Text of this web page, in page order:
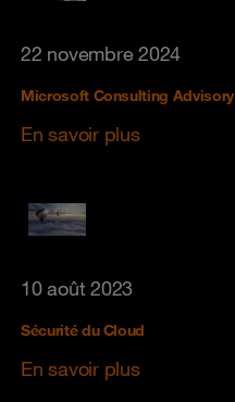
22 novembre 2024
Microsoft Consulting Advisory
En savoir plus
10 août 2023
Sécurité du Cloud
En savoir plus